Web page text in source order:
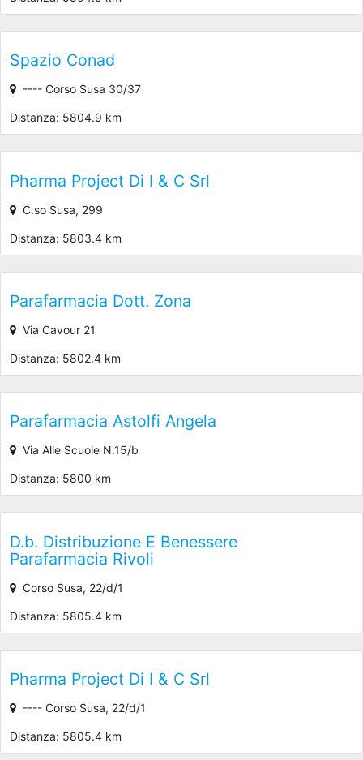
Spazio Conad
---- Corso Susa 30/37
Distanza: 5804.9 km
Pharma Project Di I & C Srl
C.so Susa, 299
Distanza: 5803.4 km
Parafarmacia Dott. Zona
Via Cavour 21
Distanza: 5802.4 km
Parafarmacia Astolfi Angela
Via Alle Scuole N.15/b
Distanza: 5800 km
D.b. Distribuzione E Benessere
Parafarmacia Rivoli
Corso Susa, 22/d/1
Distanza: 5805.4 km
Pharma Project Di I & C Srl
---- Corso Susa, 22/d/1
Distanza: 5805.4 km